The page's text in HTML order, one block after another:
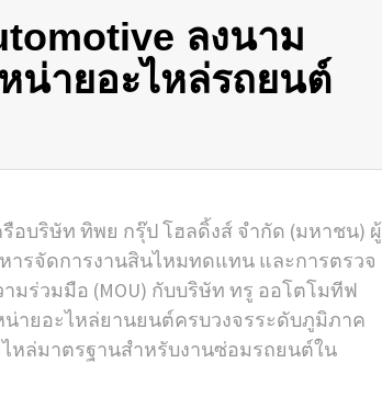
ลงนาม
น่ายอะไหล่รถยนต์
รือบริษัท ทิพย กรุ๊ป โฮลดิ้งส์ จำกัด (มหาชน) ผู้
ารจัดการงานสินไหมทดแทน และการตรวจ
ร่วมมือ (MOU) กับบริษัท ทรู ออโตโมทีฟ
น่ายอะไหล่ยานยนต์ครบวงจรระดับภูมิภาค
หล่มาตรฐานสำหรับงานซ่อมรถยนต์ใน